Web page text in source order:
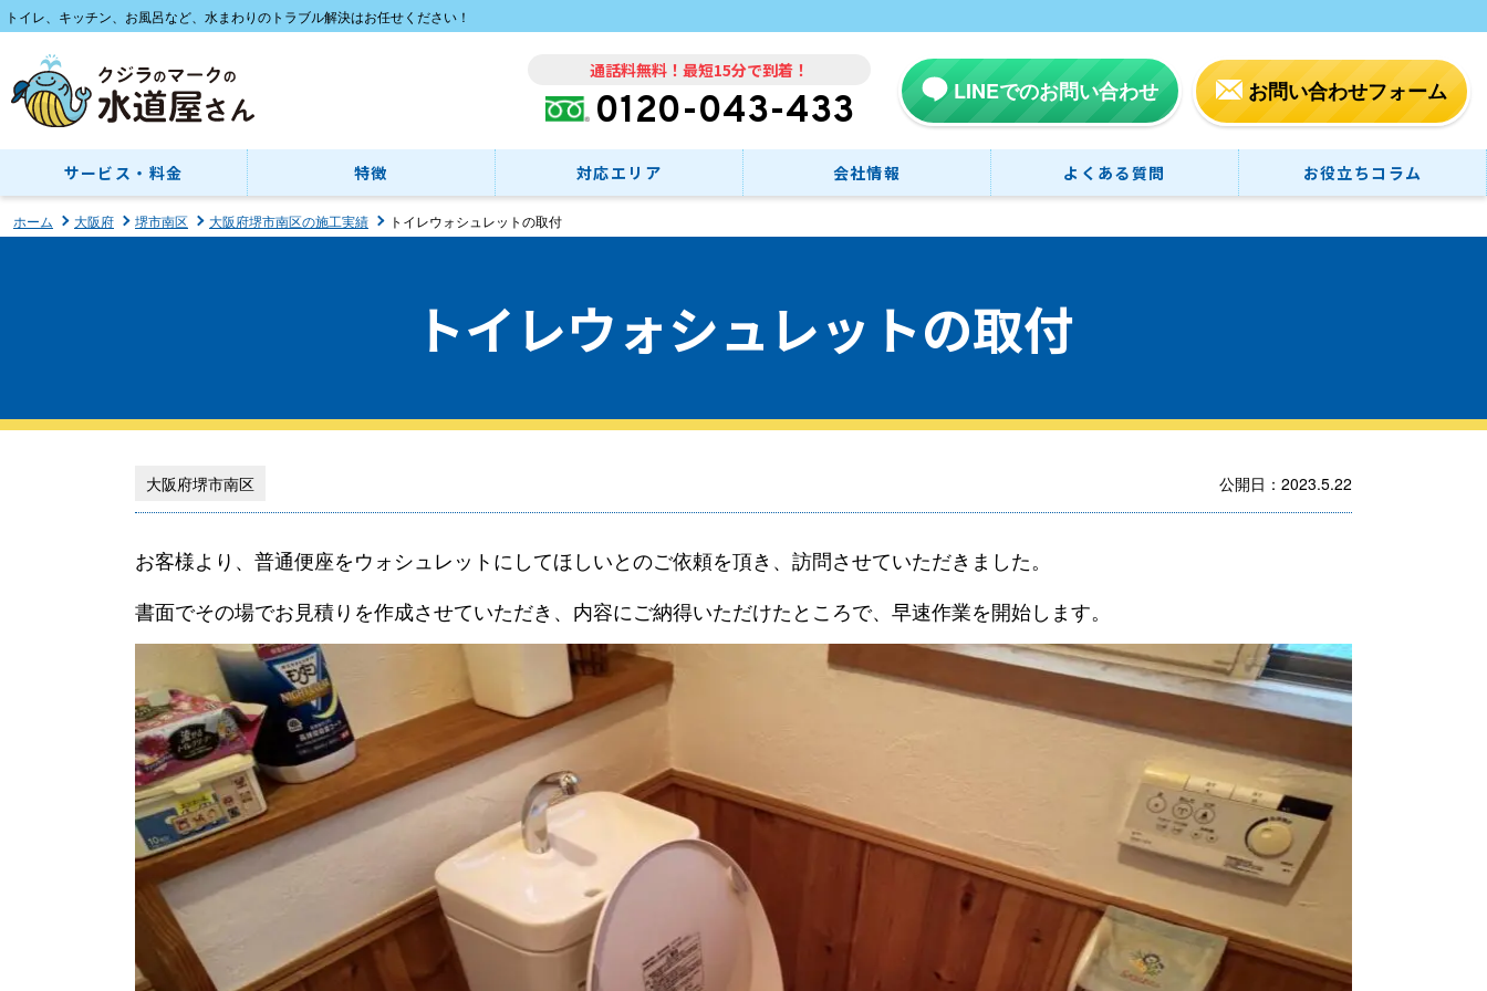
トイレ、キッチン、お風呂など、水まわりのトラブル解決はお任せください！
通話料無料！最短15分で到着！
0120-043-433 LINEでのお問い合わせ お問い合わせフォーム
サービス・料金 特徴 対応エリア 会社情報 よくある質問 お役立ちコラム
ホーム 大阪府 堺市南区 大阪府堺市南区の施工実績 トイレウォシュレットの取付
トイレウォシュレットの取付
大阪府堺市南区 公開日：2023.5.22
お客様より、普通便座をウォシュレットにしてほしいとのご依頼を頂き、訪問させていただきました。
書面でその場でお見積りを作成させていただき、内容にご納得いただけたところで、早速作業を開始します。